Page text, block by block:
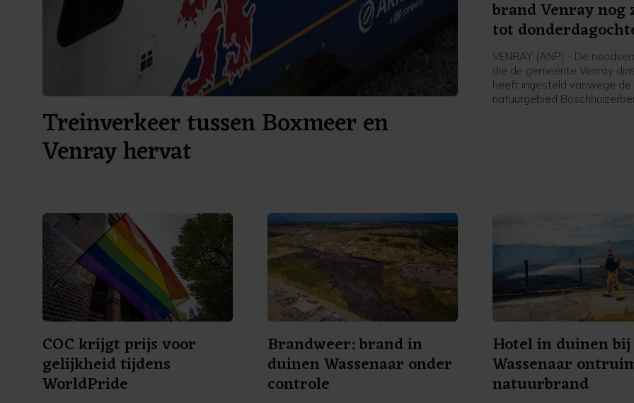
Treinverkeer tussen Boxmeer en
Venray hervat
brand Venray nog
tot
VENRAY (ANP) - De
die de gemeente Venray
heeft ingesteld vanwege de
natuurgebied
COC krijgt prijs voor
gelijkheid tijdens
WorldPride
Brandweer: brand in
duinen Wassenaar onder
controle
Hotel in duinen bij
Wassenaar
natuurbrand